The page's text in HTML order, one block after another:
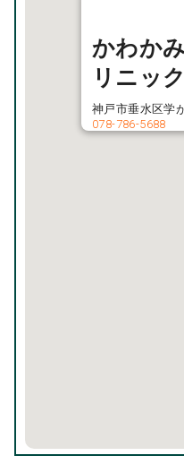
かわか
リニック
神戸市垂水区学
078-786-5688